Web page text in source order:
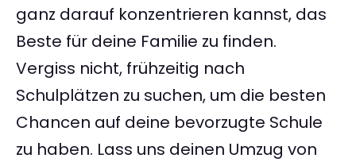
ganz darauf konzentrieren kannst, das
Beste für deine Familie zu finden.
Vergiss nicht, frühzeitig nach
Schulplätzen zu suchen, um die besten
Chancen auf deine bevorzugte Schule
zu haben. Lass uns deinen Umzug von